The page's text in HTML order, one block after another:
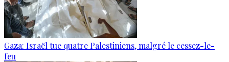
Gaza: Israël tue quatre Palestiniens, malgré le cessez-le-
feu